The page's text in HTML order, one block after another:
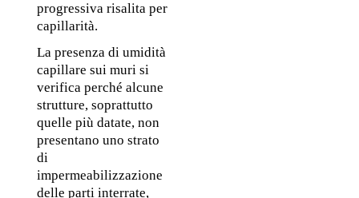
progressiva risalita per
capillarità.
La presenza di umidità
capillare sui muri si
verifica perché alcune
strutture, soprattutto
quelle più datate, non
presentano uno strato
di
impermeabilizzazione
delle parti interrate,